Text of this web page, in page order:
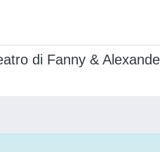
di Fanny &